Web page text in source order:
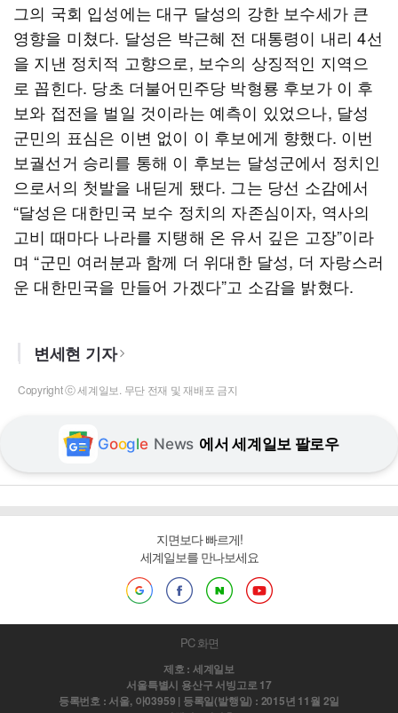
그의 국회 입성에는 대구 달성의 강한 보수세가 큰
영향을 미쳤다. 달성은 박근혜 전 대통령이 내리 4선
을 지낸 정치적 고향으로, 보수의 상징적인 지역으
로 꼽힌다. 당초 더불어민주당 박형룡 후보가 이 후
보와 접전을 벌일 것이라는 예측이 있었으나, 달성
군민의 표심은 이변 없이 이 후보에게 향했다. 이번
보궐선거 승리를 통해 이 후보는 달성군에서 정치인
으로서의 첫발을 내딛게 됐다. 그는 당선 소감에서
“달성은 대한민국 보수 정치의 자존심이자, 역사의
고비 때마다 나라를 지탱해 온 유서 깊은 고장”이라
며 “군민 여러분과 함께 더 위대한 달성, 더 자랑스러
운 대한민국을 만들어 가겠다”고 소감을 밝혔다.
변세현 기자
Copyright ⓒ 세계일보. 무단 전재 및 재배포 금지
Google News 에서 세계일보 팔로우
지면보다 빠르게!
세계일보를 만나보세요
PC 화면
제호 : 세계일보
서울특별시 용산구 서빙고로 17
등록번호 : 서울, 아03959 | 등록일(발행일) : 2015년 11월 2일